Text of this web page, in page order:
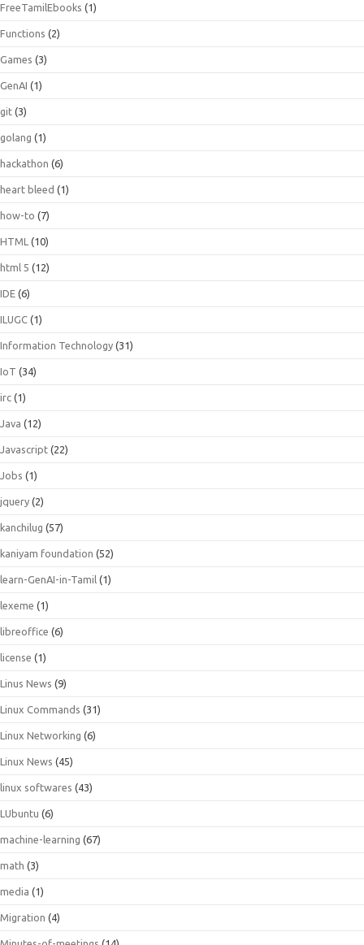
FreeTamilEbooks (1)
Functions (2)
Games (3)
GenAI (1)
git (3)
golang (1)
hackathon (6)
heart bleed (1)
how-to (7)
HTML (10)
html 5 (12)
IDE (6)
ILUGC (1)
Information Technology (31)
IoT (34)
irc (1)
Java (12)
Javascript (22)
Jobs (1)
jquery (2)
kanchilug (57)
kaniyam foundation (52)
learn-GenAI-in-Tamil (1)
lexeme (1)
libreoffice (6)
license (1)
Linus News (9)
Linux Commands (31)
Linux Networking (6)
Linux News (45)
linux softwares (43)
LUbuntu (6)
machine-learning (67)
math (3)
media (1)
Migration (4)